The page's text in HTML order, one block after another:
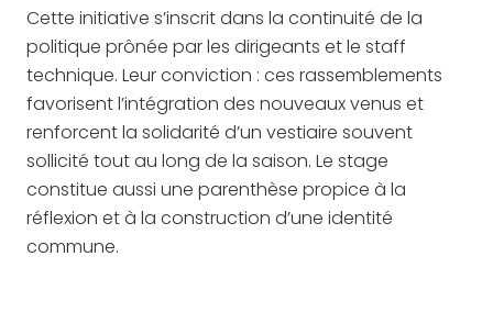
Cette initiative s’inscrit dans la continuité de la
politique prônée par les dirigeants et le staff
technique. Leur conviction : ces rassemblements
favorisent l’intégration des nouveaux venus et
renforcent la solidarité d’un vestiaire souvent
sollicité tout au long de la saison. Le stage
constitue aussi une parenthèse propice à la
réflexion et à la construction d’une identité
commune.